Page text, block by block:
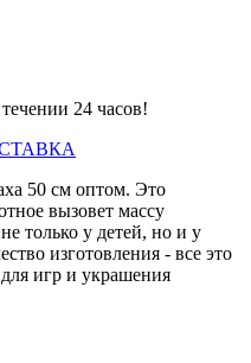
24 часов!
50 см оптом. Это
вызовет массу
только у детей, но и у
изготовления - все это
игр и украшения